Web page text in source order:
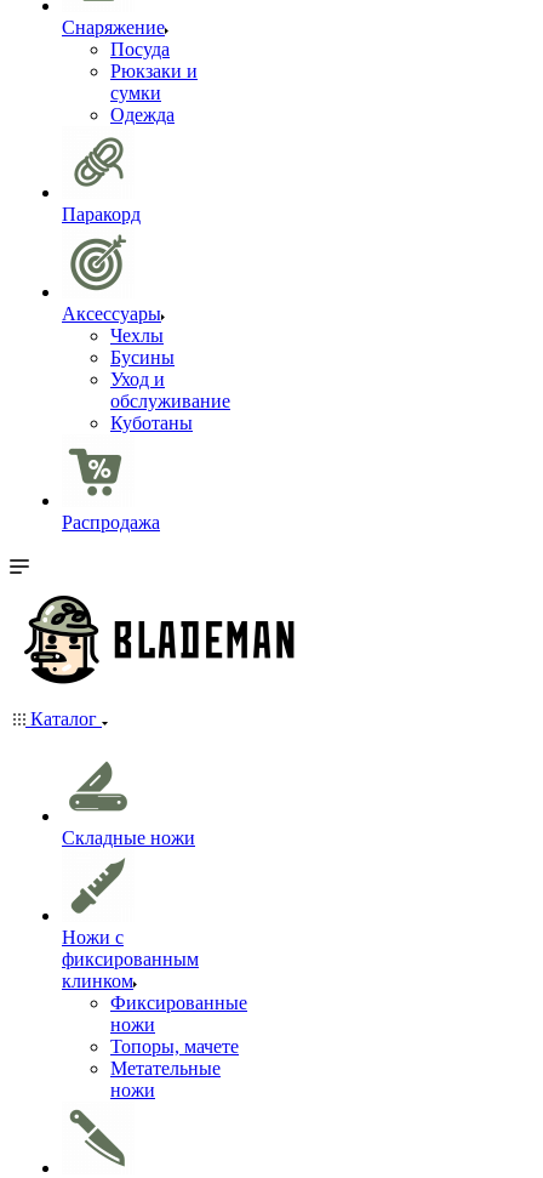
Снаряжение
Посуда
Рюкзаки и
сумки
Одежда
Паракорд
Аксессуары
Чехлы
Бусины
Уход и
обслуживание
Куботаны
Распродажа
Каталог
Складные ножи
Ножи с
фиксированным
клинком
Фиксированные
ножи
Топоры, мачете
Метательные
ножи